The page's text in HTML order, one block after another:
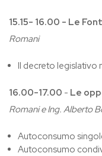
15.15- 16.00 - Le
Romani
Il decreto legislativo
16.00-17.00 - Le
Romani e Ing. Alberto
Autoconsumo
Autoconsumo